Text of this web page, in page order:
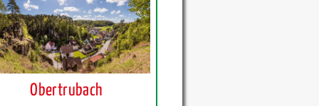
Obertrubach